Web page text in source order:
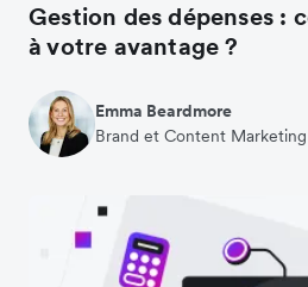
Gestion des dépenses :
à votre avantage ?
Emma Beardmore
Brand et Content